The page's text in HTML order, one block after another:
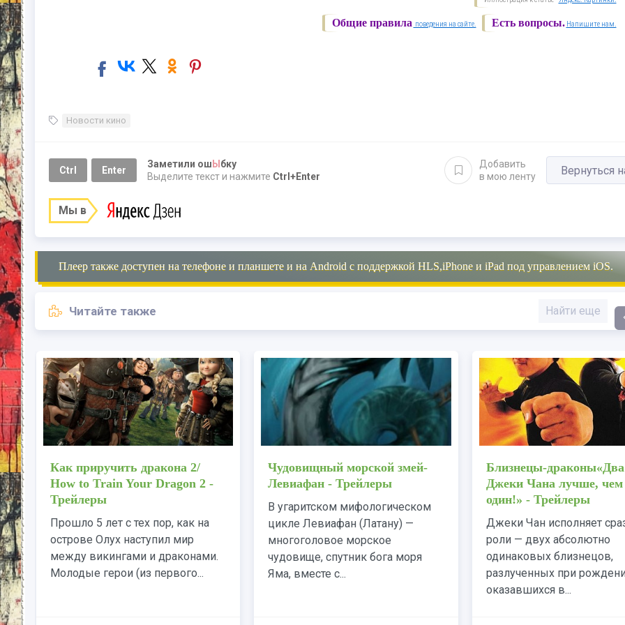
Есть вопросы. Напишите нам.
Общие правила поведения на сайте.
Новости кино
Ctrl Enter
Заметили ош Ы бку
Выделите текст и нажмите Ctrl+Enter
Добавить
в мою ленту
Вернуться
Мы в
Плеер также доступен на телефоне и планшете и на Android с поддержкой HLS,iPhone и iPad под управлением iOS.
Читайте также Найти еще
Драконы: Всадники Олуха -
Трейлеры
Продолжение приключений
Иккинга и его дракона
Беззубика на острове Олух
вместе с группой драконьих
тренеров, каждый из...
Как приручить дракона 2/
How to Train Your Dragon 2 -
Трейлеры
Прошло 5 лет с тех пор, как на
острове Олух наступил мир
между викингами и драконами.
Молодые герои (из первого...
Чудовищный морской
Левиафан - Трейлеры
В угаритском
цикле Левиафан (Латану)
многоголовое морское
чудовище, спутник бога
Яма, вместе с...